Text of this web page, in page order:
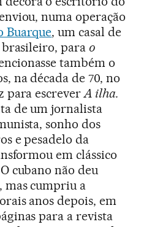
numa operação
Buarque, um casal de
para o
também o
na década de 70, no
para escreverA ilha.
de um jornalista
sonho dos
e pesadelo da
em clássico
cubano não deu
mas cumpriu a
anos depois, em
para a revista